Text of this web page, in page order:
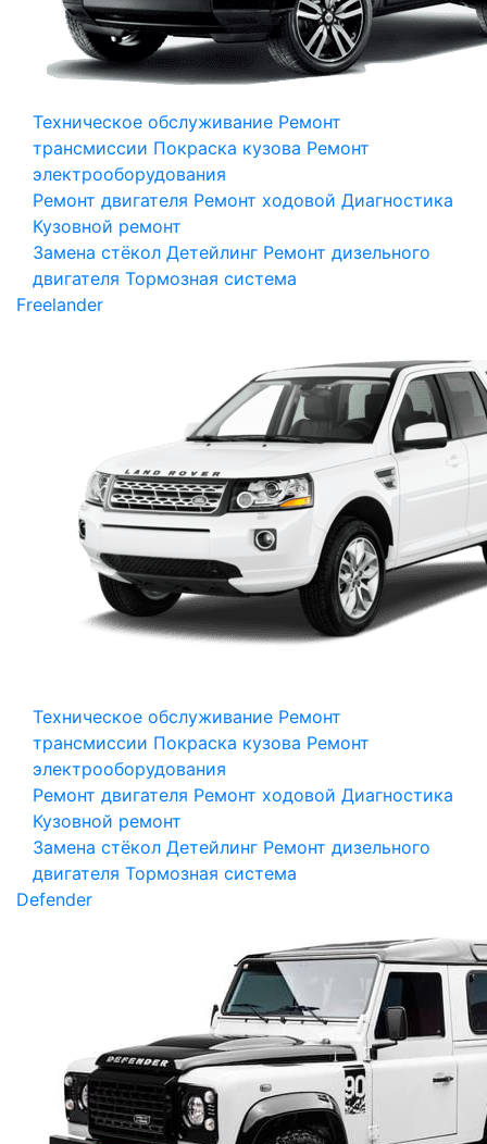
Техническое обслуживание Ремонт
трансмиссии Покраска кузова Ремонт
электрооборудования
Ремонт двигателя Ремонт ходовой Диагностика
Кузовной ремонт
Замена стёкол Детейлинг Ремонт дизельного
двигателя Тормозная система
Freelander
Техническое обслуживание Ремонт
трансмиссии Покраска кузова Ремонт
электрооборудования
Ремонт двигателя Ремонт ходовой Диагностика
Кузовной ремонт
Замена стёкол Детейлинг Ремонт дизельного
двигателя Тормозная система
Defender